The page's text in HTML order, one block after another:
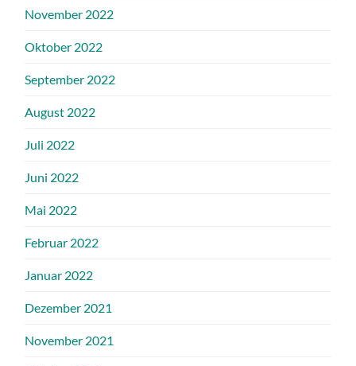
November 2022
Oktober 2022
September 2022
August 2022
Juli 2022
Juni 2022
Mai 2022
Februar 2022
Januar 2022
Dezember 2021
November 2021